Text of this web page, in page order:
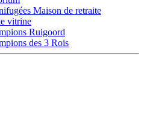
Maison de retraite
vitrine
Ruigoord
des 3 Rois